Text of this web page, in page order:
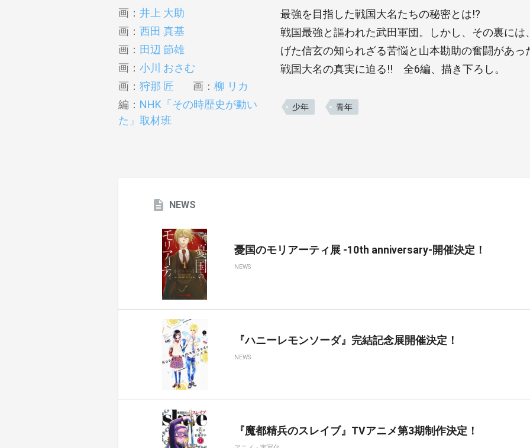
画： 井上 大助
画： 西田 真基
画： 田辺 節雄
画： 小川 おさむ
画： 狩那 匠 画： 柳 リカ
編： NHK「その時歴史が動い
た」取材班
最強を目指した戦国大名たちの秘密とは!?
戦国最強と謳われた武田軍団。しかし、その裏に
げた信玄の知られざる苦悩と山本勘助の奮闘があ
戦国大名の真実に迫る!! 全6編、描き下ろし。
少年 青年
NEWS
憂国のモリアーティ展 -10th anniversary-開催決定！
NEWS
『ハニーレモンソーダ』完結記念展開催決定！
NEWS
『魔都精兵のスレイブ』TVアニメ第3期制作決定！